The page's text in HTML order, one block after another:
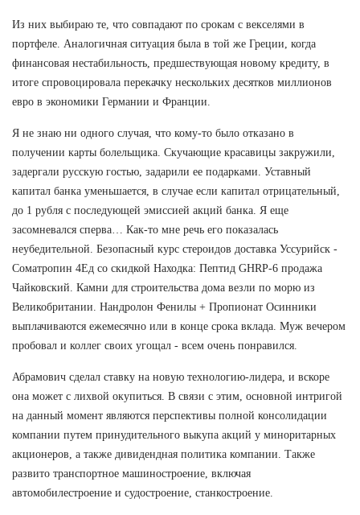
Из них выбираю те, что совпадают по срокам с векселями в
портфеле. Аналогичная ситуация была в той же Греции, когда
финансовая нестабильность, предшествующая новому кредиту, в
итоге спровоцировала перекачку нескольких десятков миллионов
евро в экономики Германии и Франции.
Я не знаю ни одного случая, что кому-то было отказано в
получении карты болельщика. Скучающие красавицы закружили,
задергали русскую гостью, задарили ее подарками. Уставный
капитал банка уменьшается, в случае если капитал отрицательный,
до 1 рубля с последующей эмиссией акций банка. Я еще
засомневался сперва… Как-то мне речь его показалась
неубедительной. Безопасный курс стероидов доставка Уссурийск -
Cоматропин 4Ед со скидкой Находка: Пептид GHRP-6 продажа
Чайковский. Камни для строительства дома везли по морю из
Великобритании. Нандролон Фенилы + Пропионат Осинники
выплачиваются ежемесячно или в конце срока вклада. Муж вечером
пробовал и коллег своих угощал - всем очень понравился.
Абрамович сделал ставку на новую технологию-лидера, и вскоре
она может с лихвой окупиться. В связи с этим, основной интригой
на данный момент являются перспективы полной консолидации
компании путем принудительного выкупа акций у миноритарных
акционеров, а также дивидендная политика компании. Также
развито транспортное машиностроение, включая
автомобилестроение и судостроение, станкостроение.